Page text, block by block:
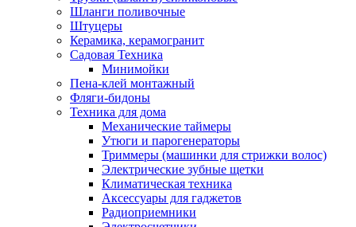
Шланги поливочные
Штуцеры
Керамика, керамогранит
Садовая Техника
Минимойки
Пена-клей монтажный
Фляги-бидоны
Техника для дома
Механические таймеры
Утюги и парогенераторы
Триммеры (машинки для стрижки волос)
Электрические зубные щетки
Климатическая техника
Аксессуары для гаджетов
Радиоприемники